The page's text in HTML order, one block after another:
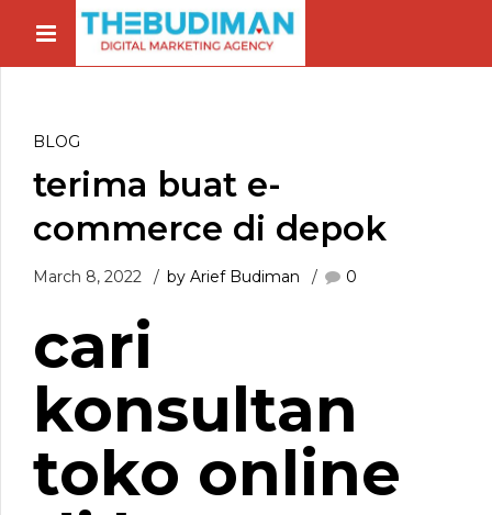
BLOG
terima buat e-
commerce di depok
March 8, 2022 by Arief Budiman 0
cari
konsultan
toko online